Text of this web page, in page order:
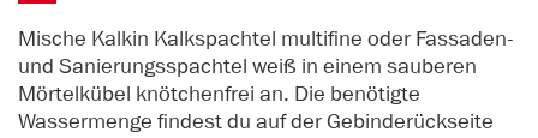
Mische Kalkin Kalkspachtel multifine oder Fassaden-
und Sanierungsspachtel weiß in einem sauberen
Mörtelkübel knötchenfrei an. Die benötigte
Wassermenge findest du auf der Gebinderückseite